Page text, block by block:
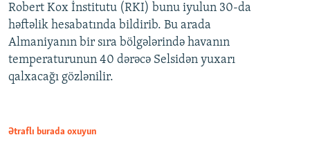
Robert Kox İnstitutu (RKI) bunu iyulun 30-da
həftəlik hesabatında bildirib. Bu arada
Almaniyanın bir sıra bölgələrində havanın
temperaturunun 40 dərəcə Selsidən yuxarı
qalxacağı gözlənilir.
Ətraflı burada oxuyun